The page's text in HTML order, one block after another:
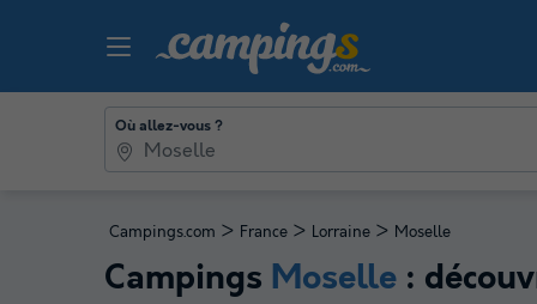
Où allez-vous ?
Campings.com > France > Lorraine > Moselle
Campings Moselle :